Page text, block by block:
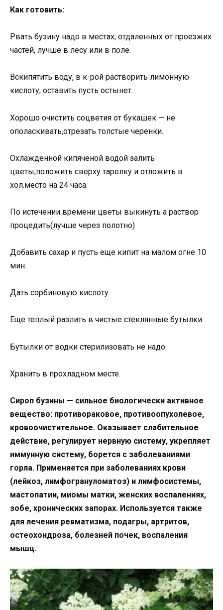
Как готовить:
Рвать бузину надо в местах, отдаленных от проезжих
частей, лучше в лесу или в поле.
Вскипятить воду, в к-рой растворить лимонную
кислоту, оставить пусть остынет.
Хорошо очистить соцветия от букашек — не
ополаскивать,отрезать толстые черенки.
Охлажденной кипяченой водой залить
цветы,положить сверху тарелку и отложить в
хол.место на 24 часа.
По истечении времени цветы выкинуть а раствор
процедить(лучше через полотно)
Добавить сахар и пусть еще кипит на малом огне 10
мин.
Дать сорбиновую кислоту.
Еще теплый разлить в чистые стеклянные бутылки.
Бутылки от водки стерилизовать не надо.
Хранить в прохладном месте.
Сироп бузины — сильное биологически активное
вещество: противораковое, противоопухолевое,
кровоочистительное. Оказывает слабительное
действие, регулирует нервную систему, укрепляет
иммунную систему, борется с заболеваниями
горла. Применяется при заболеваниях крови
(лейкоз, лимфогрануломатоз) и лимфосистемы,
мастопатии, миомы матки, женских воспалениях,
зобе, хронических запорах. Используется также
для лечения ревматизма, подагры, артритов,
остеохондроза, болезней почек, воспаления
мышц.